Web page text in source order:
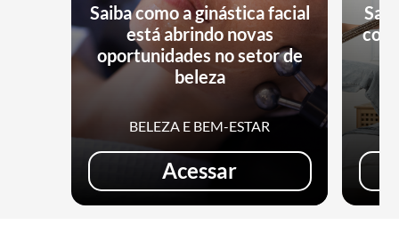
Saiba como a ginástica facial
está abrindo novas
oportunidades no setor de
beleza
BELEZA E BEM-ESTAR
Acessar